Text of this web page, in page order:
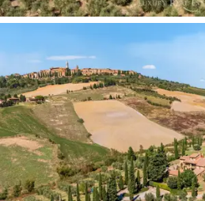
廣闊的戶外空間經過精心設
區域之間，讓人們充分體驗
節奏，夕陽將山丘染成金色
靜。
游泳池坐落在綠樹之中，可
刻，並欣賞隨著季節變化而